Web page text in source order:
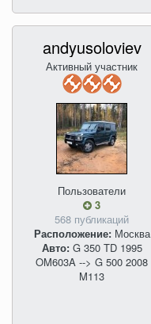
andyusoloviev
Активный участник
Пользователи
3
568 публикаций
Расположение:Москва
Авто:G 350 TD 1995
OM603A --> G 500 2008
M113